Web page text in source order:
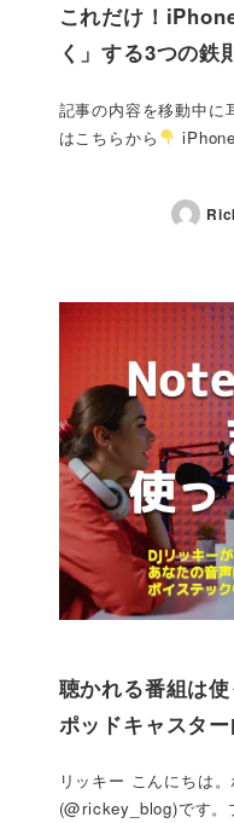
これだけ！
く」する3つの鉄
記事の内容を移動中に
はこちらから
聴かれる番組は
ポッドキャスタ
リッキー こんにちは
(@rickey_blog)です